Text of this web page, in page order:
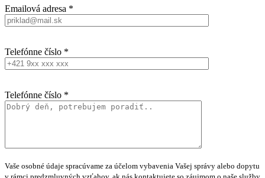
Emailová adresa *
Telefónne číslo *
Telefónne číslo *
Vaše osobné údaje spracúvame za účelom vybavenia Vašej správy alebo dopytu